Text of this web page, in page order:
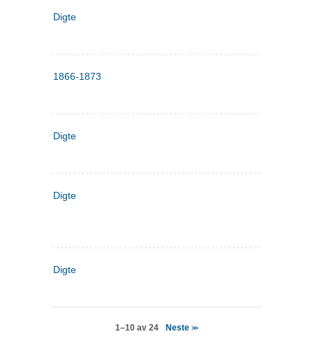
Digte
1866-1873
Digte
Digte
Digte
1–10 av 24 Neste>>